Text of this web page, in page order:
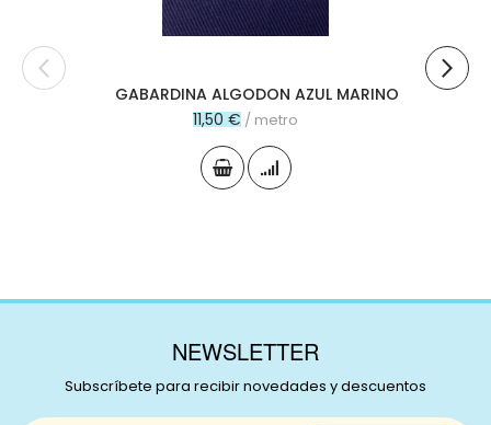
GABARDINA ALGODON AZUL MARINO
11,50 € / metro
NEWSLETTER
Subscríbete para recibir novedades y descuentos